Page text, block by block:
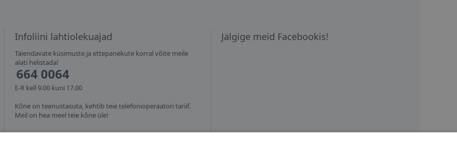
Infoliini lahtiolekuajad
Täiendavate küsimuste ja ettepanekute korral võite meile
alati helistada!
664 0064
E-R kell 9.00 kuni 17.00
Kõne on teenustasuta, kehtib teie telefonioperaatori tariif.
Meil on hea meel teie kõne üle!
Jälgige meid Facebookis!